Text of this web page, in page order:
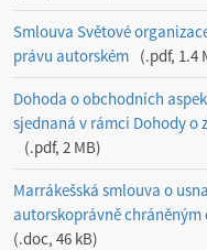
Smlouva Světové
právu autorském
.pdf, 1.4
Dohoda o obchodních
sjednaná v rámci Dohody o
.pdf, 2 MB
Marrákešská smlouva o
autorskoprávně
.doc, 46 kB